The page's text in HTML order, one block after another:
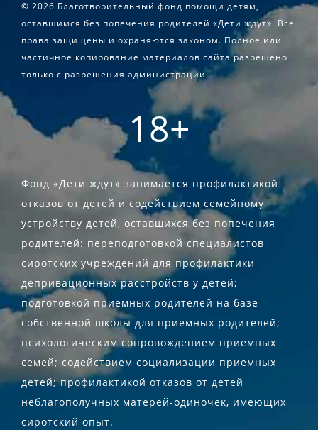
© 2026 Благотворительный фонд помощи детям,
оставшимся без попечения родителей «Дети ждут». Все
права защищены и охраняются законом. Полное или
частичное копирование материалов сайта разрешено
только с разрешения администрации.
18+
Фонд «Дети ждут» занимается профилактикой
отказов от детей и содействием семейному
устройству детей, оставшихся без попечения
родителей: переподготовкой специалистов
сиротских учреждений для профилактики
депривационных расстройств у детей;
подготовкой приемных родителей на базе
собственной школы для приемных родителей;
психологическим сопровождением приемных
семей; содействием социализации приемных
детей; профилактикой отказов от детей
неблагополучных матерей-одиночек, имеющих
сиротский опыт.